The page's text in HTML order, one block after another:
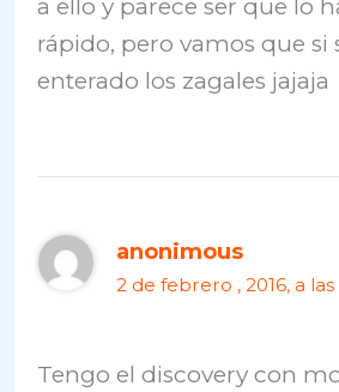
a ello y parece ser que lo
rápido, pero vamos que si
enterado los zagales jajaja
anonimous
2 de febrero , 2016, a las
Tengo el discovery con